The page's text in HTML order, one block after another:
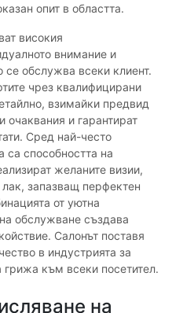
опит в областта.
високия
внимание и
се обслужва всеки клиент.
чрез квалифицирани
взимайки предвид
очаквания и гарантират
Сред най-често
са способността на
желаните визии,
запазващ перфектен
от уютна
обслужване създава
Салонът поставя
в индустрията за
грижа към всеки посетител.
на